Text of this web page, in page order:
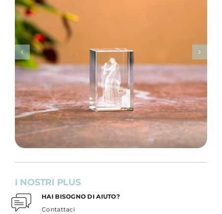
I NOSTRI PLUS
HAI BISOGNO DI AIUTO?
Contattaci